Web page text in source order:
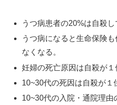
うつ病患者の20%は自殺し
うつ病になると生命保険
なくなる。
妊婦の死亡原因は自殺が１
10~30代の死因は自殺が１
10~30代の入院・通院理由